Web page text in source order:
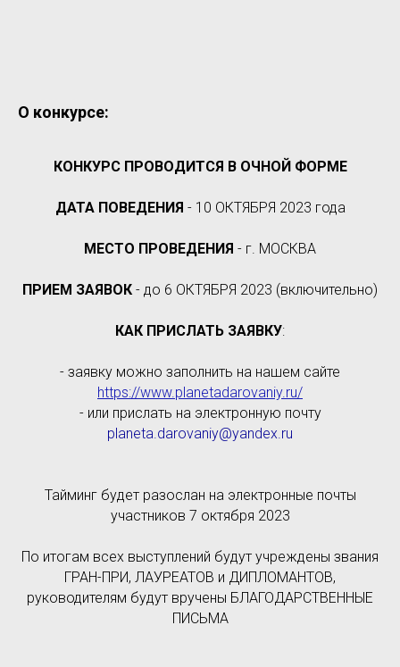
О конкурсе:
КОНКУРС ПРОВОДИТСЯ В ОЧНОЙ ФОРМЕ
ДАТА ПОВЕДЕНИЯ - 10 ОКТЯБРЯ 2023 года
МЕСТО ПРОВЕДЕНИЯ - г. МОСКВА
ПРИЕМ ЗАЯВОК - до 6 ОКТЯБРЯ 2023 (включительно)
КАК ПРИСЛАТЬ ЗАЯВКУ:
- заявку можно заполнить на нашем сайте
https://www.planetadarovaniy.ru/
- или прислать на электронную почту
planeta.darovaniy@yandex.ru
Тайминг будет разослан на электронные почты
участников 7 октября 2023
По итогам всех выступлений будут учреждены звания
ГРАН-ПРИ, ЛАУРЕАТОВ и ДИПЛОМАНТОВ,
руководителям будут вручены БЛАГОДАРСТВЕННЫЕ
ПИСЬМА